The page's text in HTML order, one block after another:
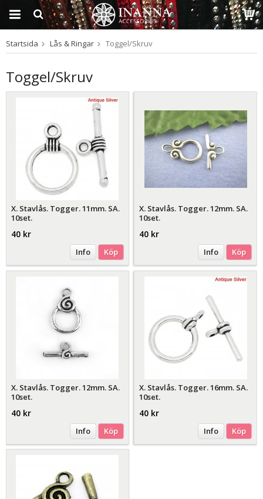
Produkten har blivit
tillagd i varukorgen
Startsida Lås & Ringar Toggel/Skruv
Toggel/Skruv
X. Stavlås. Togger. 11mm. SA.
10set.
40 kr
Info Köp
X. Stavlås. Togger. 12mm. SA.
10set.
40 kr
Info Köp
X. Stavlås. Togger. 12mm. SA.
10set.
40 kr
Info Köp
X. Stavlås. Togger. 16mm. SA.
10set.
40 kr
Info Köp